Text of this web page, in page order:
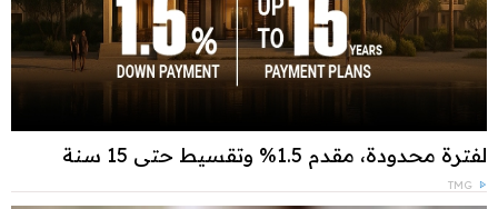
لفترة محدودة، مقدم 1.5% وتقسيط حتى 15 سنة
TMG